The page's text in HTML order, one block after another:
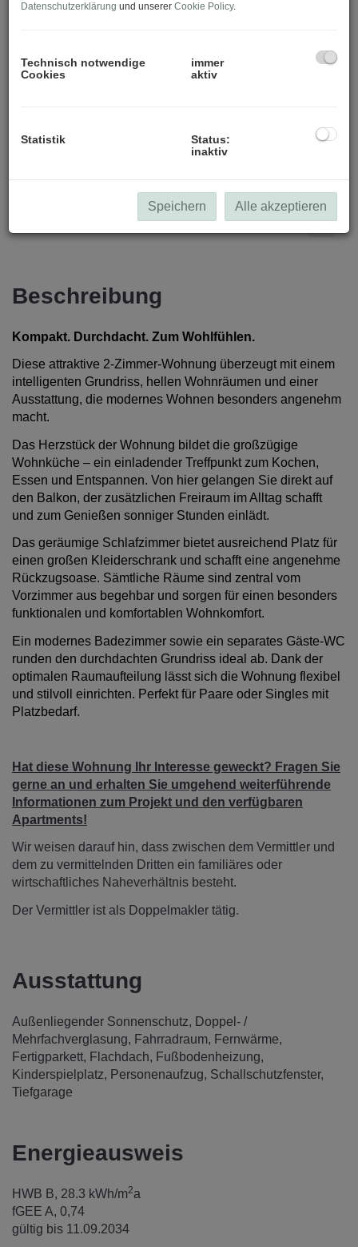
Beschreibung
Kompakt. Durchdacht. Zum Wohlfühlen.
Diese attraktive 2-Zimmer-Wohnung überzeugt mit einem
intelligenten Grundriss, hellen Wohnräumen und einer
Ausstattung, die modernes Wohnen besonders angenehm
macht.
Das Herzstück der Wohnung bildet die großzügige
Wohnküche – ein einladender Treffpunkt zum Kochen,
Essen und Entspannen. Von hier gelangen Sie direkt auf
den Balkon, der zusätzlichen Freiraum im Alltag schafft
und zum Genießen sonniger Stunden einlädt.
Das geräumige Schlafzimmer bietet ausreichend Platz für
einen großen Kleiderschrank und schafft eine angenehme
Rückzugsoase. Sämtliche Räume sind zentral vom
Vorzimmer aus begehbar und sorgen für einen besonders
funktionalen und komfortablen Wohnkomfort.
Ein modernes Badezimmer sowie ein separates Gäste-WC
runden den durchdachten Grundriss ideal ab. Dank der
optimalen Raumaufteilung lässt sich die Wohnung flexibel
und stilvoll einrichten. Perfekt für Paare oder Singles mit
Platzbedarf.
Hat diese Wohnung Ihr Interesse geweckt? Fragen Sie
gerne an und erhalten Sie umgehend weiterführende
Informationen zum Projekt und den verfügbaren
Apartments!
Wir weisen darauf hin, dass zwischen dem Vermittler und
dem zu vermittelnden Dritten ein familiäres oder
wirtschaftliches Naheverhältnis besteht.
Der Vermittler ist als Doppelmakler tätig.
Ausstattung
Außenliegender Sonnenschutz
Doppel- /
Mehrfachverglasung
Fahrradraum
Fernwärme
Fertigparkett
Flachdach
Fußbodenheizung
Kinderspielplatz
Personenaufzug Schallschutzfenster
Tiefgarage
Energieausweis
HWB B, 28.3 kWh/m2a
fGEE A, 0,74
gültig bis 11.09.2034
Datenschutzerklärung und unserer Cookie Policy.
Technisch notwendige
Cookies
immer
aktiv
Statistik
Status:
inaktiv
Speichern Alle akzeptieren